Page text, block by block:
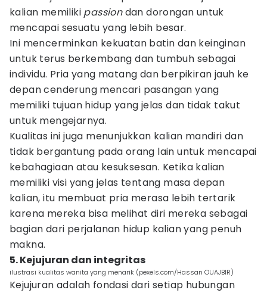
kalian memiliki passiondan dorongan untuk
mencapai sesuatu yang lebih besar.
Ini mencerminkan kekuatan batin dan keinginan
untuk terus berkembang dan tumbuh sebagai
individu. Pria yang matang dan berpikiran jauh ke
depan cenderung mencari pasangan yang
memiliki tujuan hidup yang jelas dan tidak takut
untuk mengejarnya.
Kualitas ini juga menunjukkan kalian mandiri dan
tidak bergantung pada orang lain untuk mencapai
kebahagiaan atau kesuksesan. Ketika kalian
memiliki visi yang jelas tentang masa depan
kalian, itu membuat pria merasa lebih tertarik
karena mereka bisa melihat diri mereka sebagai
bagian dari perjalanan hidup kalian yang penuh
makna.
5. Kejujuran dan integritas
ilustrasi kualitas wanita yang menarik (pexels.com/Hassan OUAJBIR)
Kejujuran adalah fondasi dari setiap hubungan